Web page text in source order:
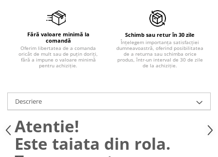
Fără valoare minimă la
comandă
Oferim libertatea de a comanda
oricât de mult sau de puțin doriți,
fără a impune o valoare minimă
pentru achiziție.
Schimb sau retur în 30 zile
Înțelegem importanța satisfacției
dumneavoastră, oferind posibilitatea
de a returna sau schimba orice
produs, într-un interval de 30 de zile
de la achiziție.
Descriere
Atentie!
Este taiata din rola.